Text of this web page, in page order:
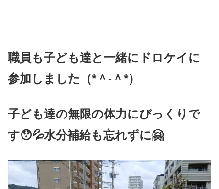
職員も子ども達と一緒にドロケイに
参加しました（*＾-＾*）
子ども達の無限の体力にびっくりで
す😯💦水分補給も忘れずに🤗